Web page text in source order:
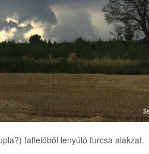
falfelőből lenyúló furcsa alakzat.